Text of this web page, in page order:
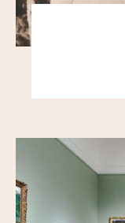
Bli kjent